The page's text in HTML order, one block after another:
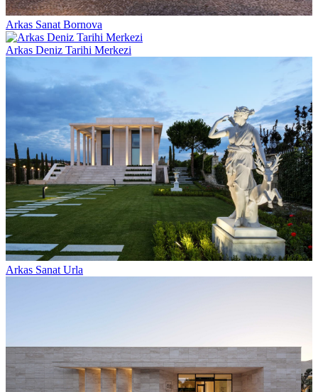
Arkas Sanat Bornova
Arkas Deniz Tarihi Merkezi
Arkas Sanat Urla